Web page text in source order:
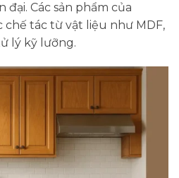
Các sản phẩm của
tác từ vật liệu như MDF,
lý kỹ lưỡng.